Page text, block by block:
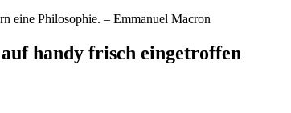
eine Philosophie. – Emmanuel Macron
handy frisch eingetroffen